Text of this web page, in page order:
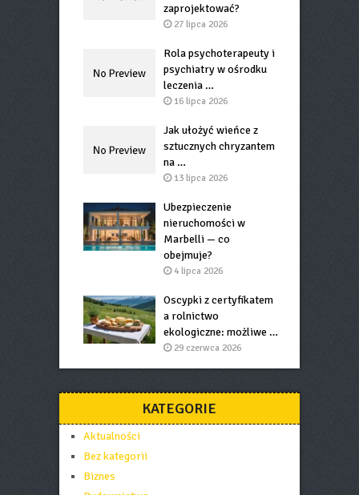
zaprojektować?
27 lipca 2026
Rola psychoterapeuty i
psychiatry w ośrodku
leczenia …
16 lipca 2026
Jak ułożyć wieńce z
sztucznych chryzantem
na …
13 lipca 2026
Ubezpieczenie
nieruchomości w
Marbelli — co
obejmuje?
4 lipca 2026
Oscypki z certyfikatem
a rolnictwo
ekologiczne: możliwe …
29 czerwca 2026
KATEGORIE
Aktualności
Bez kategorii
Biznes